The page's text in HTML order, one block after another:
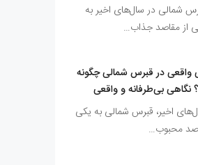
شمالی در سال‌های اخیر به
از مقاصد جذاب…
واقعی در قبرس شمالی چگونه
بی‌طرفانه و واقعی
اخیر، قبرس شمالی به یکی
محبوب…